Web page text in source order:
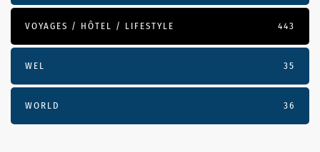
VOYAGES / HÔTEL / LIFESTYLE 443
WEL 35
WORLD 36